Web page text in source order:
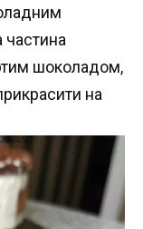
частина
шоколадом,
на